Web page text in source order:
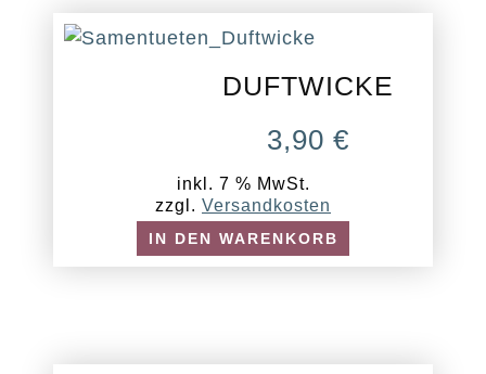
DUFTWICKE
3,90€
inkl. 7 % MwSt.
zzgl. Versandkosten
IN DEN WARENKORB